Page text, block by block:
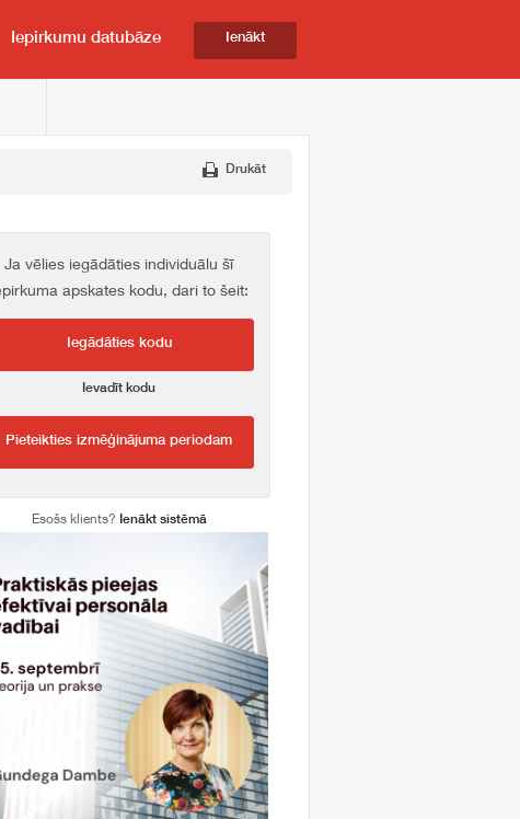
Iepirkumu datubāze Ienākt
Drukāt
Ja vēlies iegādāties individuālu šī
apskates kodu, dari to šeit:
Iegādāties kodu
Ievadīt kodu
Pieteikties izmēģinājuma periodam
Esošs klients? Ienākt sistēmā